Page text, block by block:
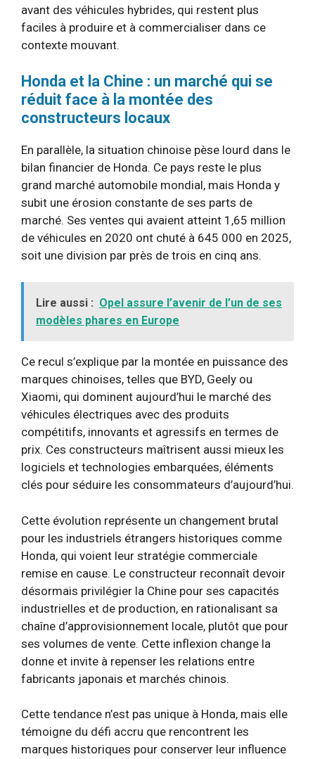
avant des véhicules hybrides, qui restent plus
faciles à produire et à commercialiser dans ce
contexte mouvant.
Honda et la Chine : un marché qui se
réduit face à la montée des
constructeurs locaux
En parallèle, la situation chinoise pèse lourd dans le
bilan financier de Honda. Ce pays reste le plus
grand marché automobile mondial, mais Honda y
subit une érosion constante de ses parts de
marché. Ses ventes qui avaient atteint 1,65 million
de véhicules en 2020 ont chuté à 645 000 en 2025,
soit une division par près de trois en cinq ans.
Lire aussi : Opel assure l’avenir de l’un de ses
modèles phares en Europe
Ce recul s’explique par la montée en puissance des
marques chinoises, telles que BYD, Geely ou
Xiaomi, qui dominent aujourd’hui le marché des
véhicules électriques avec des produits
compétitifs, innovants et agressifs en termes de
prix. Ces constructeurs maîtrisent aussi mieux les
logiciels et technologies embarquées, éléments
clés pour séduire les consommateurs d’aujourd’hui.
Cette évolution représente un changement brutal
pour les industriels étrangers historiques comme
Honda, qui voient leur stratégie commerciale
remise en cause. Le constructeur reconnaît devoir
désormais privilégier la Chine pour ses capacités
industrielles et de production, en rationalisant sa
chaîne d’approvisionnement locale, plutôt que pour
ses volumes de vente. Cette inflexion change la
donne et invite à repenser les relations entre
fabricants japonais et marchés chinois.
Cette tendance n’est pas unique à Honda, mais elle
témoigne du défi accru que rencontrent les
marques historiques pour conserver leur influence